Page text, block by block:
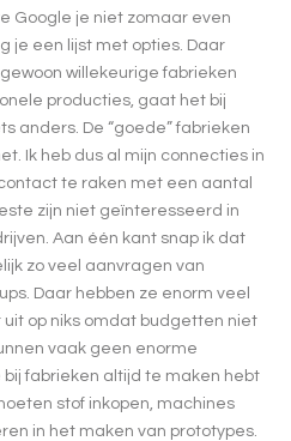
Google je niet zomaar even
je een lijst met opties. Daar
willekeurige fabrieken
producties, gaat het bij
anders. De “goede” fabrieken
Ik heb dus al mijn connecties in
te raken met een aantal
zijn niet geïnteresseerd in
Aan één kant snap ik dat
zo veel aanvragen van
Daar hebben ze enorm veel
op niks omdat budgetten niet
vaak geen enorme
fabrieken altijd te maken hebt
stof inkopen, machines
in het maken van prototypes.